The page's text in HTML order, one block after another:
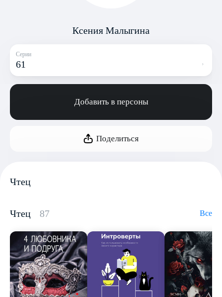
Ксения Малыгина
Серии
61
Добавить в персоны
Поделиться
Чтец
Чтец 87 Все